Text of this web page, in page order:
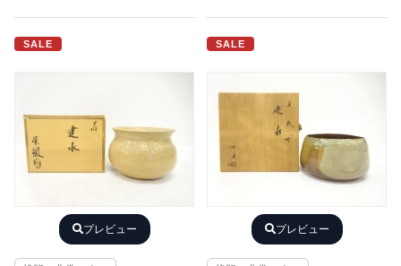
SALE
プレビュー
SALE
プレビュー